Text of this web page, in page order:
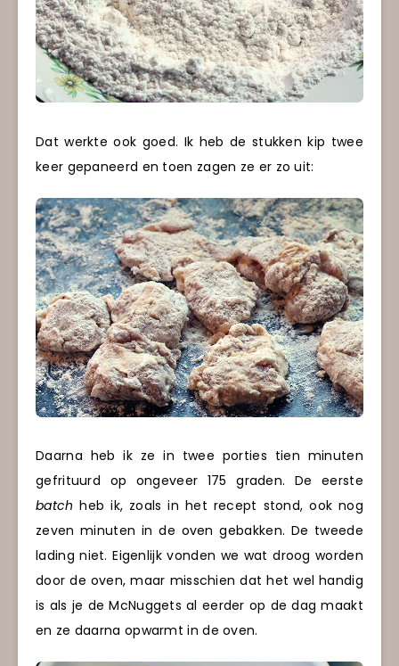
Dat werkte ook goed. Ik heb de stukken kip twee
keer gepaneerd en toen zagen ze er zo uit:
Daarna heb ik ze in twee porties tien minuten
gefrituurd op ongeveer 175 graden. De eerste
batchheb ik, zoals in het recept stond, ook nog
zeven minuten in de oven gebakken. De tweede
lading niet. Eigenlijk vonden we wat droog worden
door de oven, maar misschien dat het wel handig
is als je de McNuggets al eerder op de dag maakt
en ze daarna opwarmt in de oven.